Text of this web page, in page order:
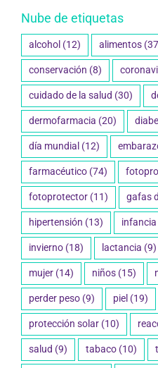
Nube de etiquetas
alcohol (12) alimentos
conservación (8)
cuidado de la salud (30)
dermofarmacia (20)
día mundial (12)
farmacéutico (74)
fotoprotector (11) gafas
hipertensión (13) infancia
invierno (18) lactancia (9)
mujer (14) niños (15)
perder peso (9) piel (19)
protección solar (10)
salud (9) tabaco (10)